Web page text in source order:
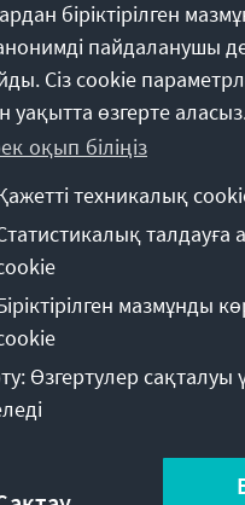
ақпараты
ұсыныстары
деректер
zur Barrierefreiheit
Konrad-Adenauer-Stiftung
біріктірілген
пайдаланушы
Сіз cookie
уақытта өзгерте
оқып біліңіз
техникалық
талдауға
мазмұнды
Өзгертулер сақталуы